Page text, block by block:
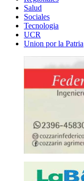
Salud
Sociales
Tecnologia
UCR
Union por la Patria